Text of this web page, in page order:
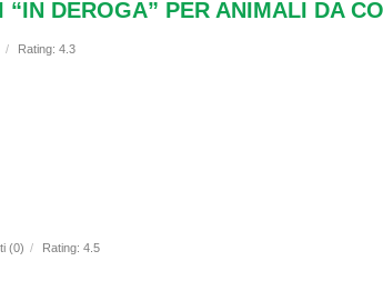
DEROGA” PER ANIMALI DA
/ Rating: 4.3
(0) / Rating: 4.5